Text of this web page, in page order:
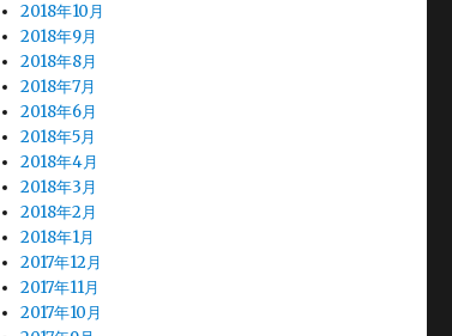
2018年10月
2018年9月
2018年8月
2018年7月
2018年6月
2018年5月
2018年4月
2018年3月
2018年2月
2018年1月
2017年12月
2017年11月
2017年10月